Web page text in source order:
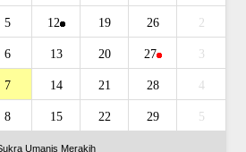
5 12 19 26 2
6 13 20 27 3
7 14 21 28 4
8 15 22 29 5
Umanis Merakih